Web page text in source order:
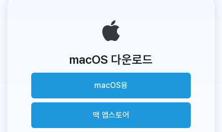
macOS 다운로드
macOS용
맥 앱스토어